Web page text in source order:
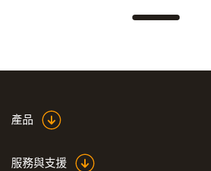
產品
服務與支援